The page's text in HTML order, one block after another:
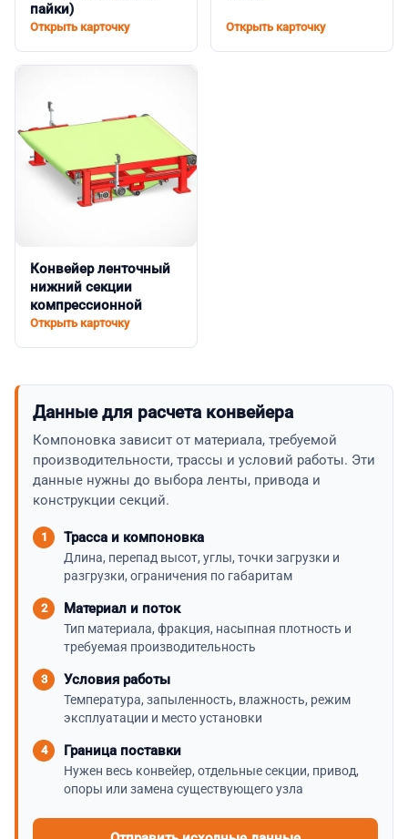
пайки)
Открыть карточку Открыть карточку
Конвейер ленточный
нижний секции
компрессионной
Открыть карточку
Данные для расчета конвейера
Компоновка зависит от материала, требуемой
производительности, трассы и условий работы. Эти
данные нужны до выбора ленты, привода и
конструкции секций.
Трасса и компоновка
Длина, перепад высот, углы, точки загрузки и
разгрузки, ограничения по габаритам
Материал и поток
Тип материала, фракция, насыпная плотность и
требуемая производительность
Условия работы
Температура, запыленность, влажность, режим
эксплуатации и место установки
Граница поставки
Нужен весь конвейер, отдельные секции, привод,
опоры или замена существующего узла